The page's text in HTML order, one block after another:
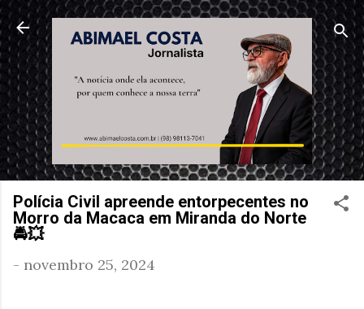
Pular para o conteúdo principal
Polícia Civil apreende entorpecentes no
Morro da Macaca em Miranda do Norte
🚔💥
- novembro 25, 2024